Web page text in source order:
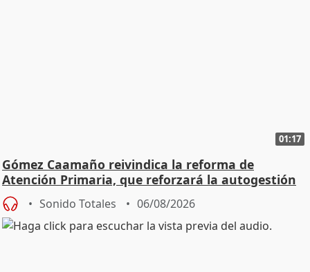
01:17
Gómez Caamaño reivindica la reforma de
Atención Primaria, que reforzará la autogestión
Sonido Totales 06/08/2026